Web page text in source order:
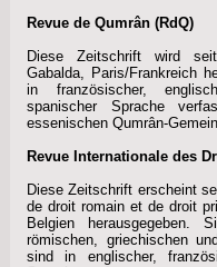
Revue de Qumrân (RdQ)
Diese Zeitschrift wird
Gabalda, Paris/Frankreich
in französischer,
spanischer Sprache
essenischen Qumrân-
Revue Internationale des
Diese Zeitschrift erscheint
de droit romain et de droit
Belgien
römischen, griechischen
sind in englischer,